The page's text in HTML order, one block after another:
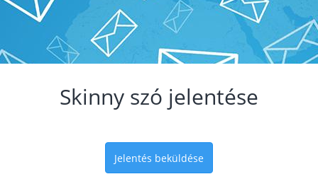
Skinny szó jelentése
Jelentés beküldése